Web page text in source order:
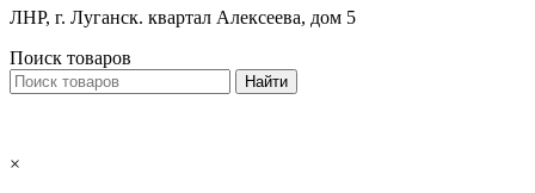
ЛНР, г. Луганск. квартал Алексеева, дом 5
Поиск товаров
×